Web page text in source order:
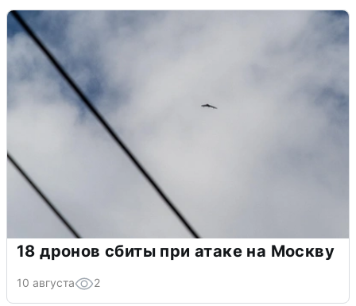
18 дронов сбиты при атаке на Москву
10 августа 2